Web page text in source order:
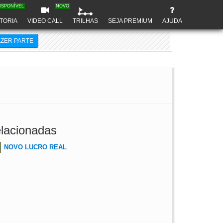
VIDEO CALL
NOVO
TRILHAS SEJA PREMIUM AJUDA
PARTE
NOVO LUCRO REAL